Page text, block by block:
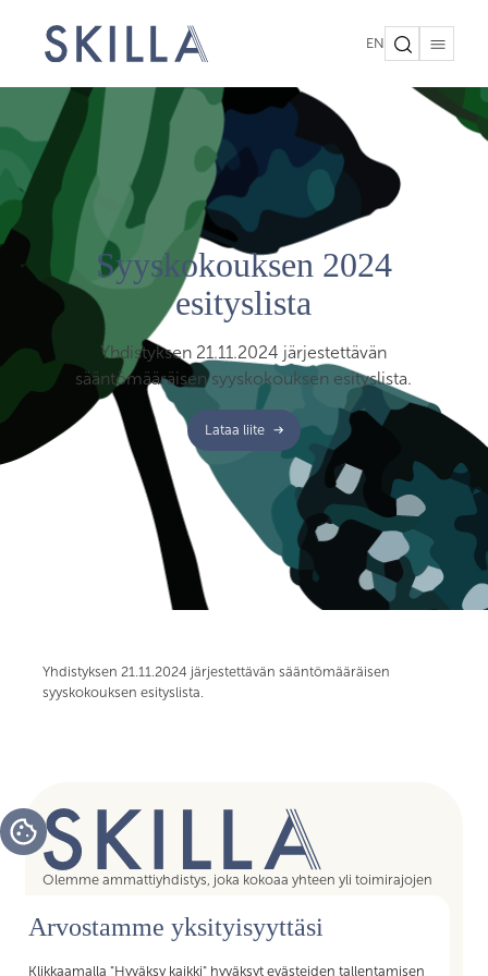
EN
Syyskokouksen 2024
esityslista
Yhdistyksen 21.11.2024 järjestettävän
sääntömääräisen syyskokouksen esityslista.
Lataa liite
Yhdistyksen 21.11.2024 järjestettävän sääntömääräisen
syyskokouksen esityslista.
Arvostamme yksityisyyttäsi
Klikkaamalla "Hyväksy kaikki" hyväksyt evästeiden tallentamisen
Olemme ammattiyhdistys, joka kokoaa yhteen yli toimirajojen
esihenkilöt ja päälliköt – kaikki sujuvan arjen mahdollistajat.
Liittymällä Skillan jäseneksi saat Akavan Erityisalojen liiton
palvelut käyttöösi. Liity Skillaan, liity liittoon!